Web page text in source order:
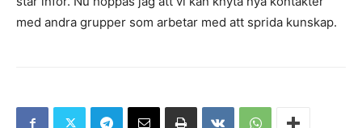
med andra grupper som arbetar med att sprida kunskap.